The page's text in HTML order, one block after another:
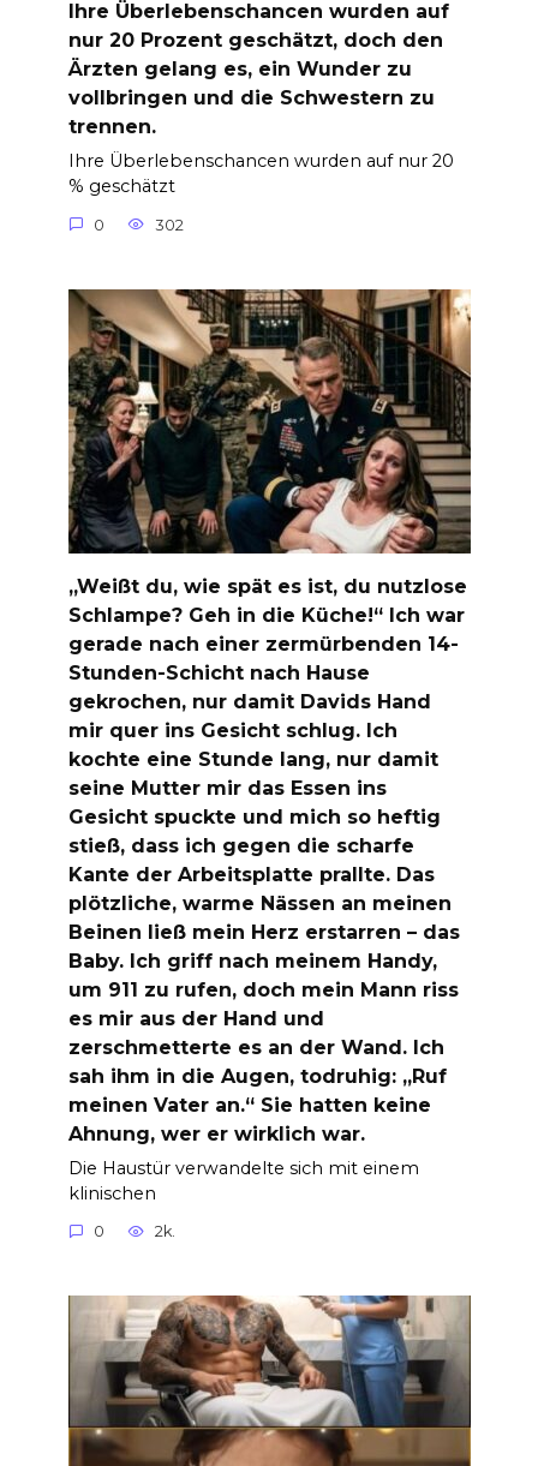
Ihre Überlebenschancen wurden auf
nur 20 Prozent geschätzt, doch den
Ärzten gelang es, ein Wunder zu
vollbringen und die Schwestern zu
trennen.
Ihre Überlebenschancen wurden auf nur 20
% geschätzt
0 302
„Weißt du, wie spät es ist, du nutzlose
Schlampe? Geh in die Küche!“ Ich war
gerade nach einer zermürbenden 14-
Stunden-Schicht nach Hause
gekrochen, nur damit Davids Hand
mir quer ins Gesicht schlug. Ich
kochte eine Stunde lang, nur damit
seine Mutter mir das Essen ins
Gesicht spuckte und mich so heftig
stieß, dass ich gegen die scharfe
Kante der Arbeitsplatte prallte. Das
plötzliche, warme Nässen an meinen
Beinen ließ mein Herz erstarren – das
Baby. Ich griff nach meinem Handy,
um 911 zu rufen, doch mein Mann riss
es mir aus der Hand und
zerschmetterte es an der Wand. Ich
sah ihm in die Augen, todruhig: „Ruf
meinen Vater an.“ Sie hatten keine
Ahnung, wer er wirklich war.
Die Haustür verwandelte sich mit einem
klinischen
0 2k.